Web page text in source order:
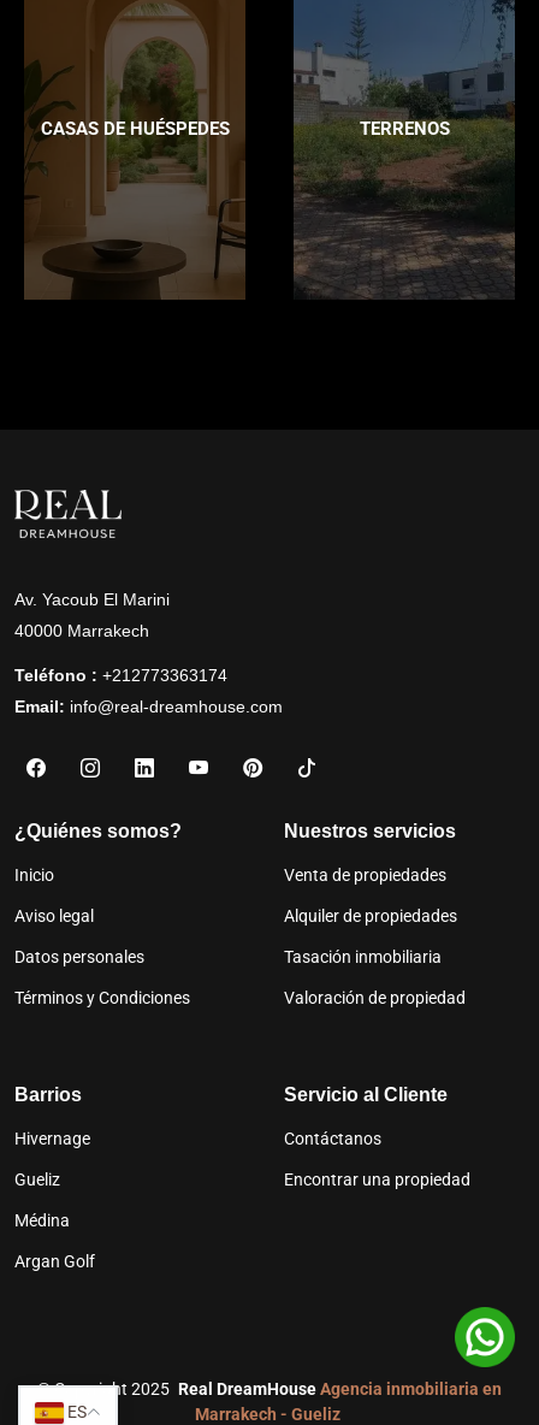
CASAS DE HUÉSPEDES TERRENOS
Av. Yacoub El Marini
40000 Marrakech
Teléfono : +212773363174
Email: info@real-dreamhouse.com
¿Quiénes somos?
Inicio
Aviso legal
Datos personales
Términos y Condiciones
Nuestros servicios
Venta de propiedades
Alquiler de propiedades
Tasación inmobiliaria
Valoración de propiedad
Barrios
Hivernage
Gueliz
Médina
Argan Golf
Servicio al Cliente
Contáctanos
Encontrar una propiedad
©Copyright 2025 Real DreamHouseAgencia inmobiliaria en
Marrakech - Gueliz
ES